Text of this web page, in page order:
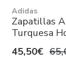
Adidas
Zapatillas
Turquesa
45,50€